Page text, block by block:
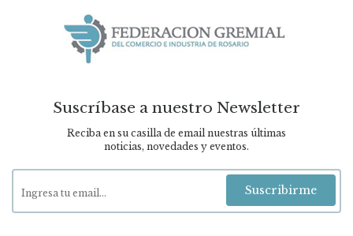
Suscríbase a nuestro Newsletter
Reciba en su casilla de email nuestras últimas
noticias, novedades y eventos.
Suscribirme